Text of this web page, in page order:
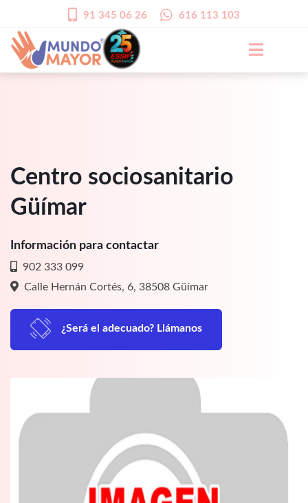
91 345 06 26 616 113 103
Centro sociosanitario
Güímar
Información para contactar
902 333 099
Calle Hernán Cortés, 6, 38508 Güímar
¿Será el adecuado? Llámanos